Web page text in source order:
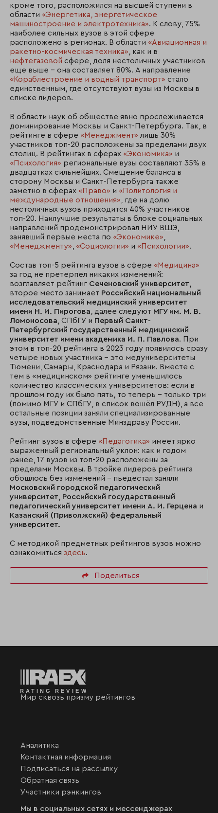
кроме того, расположился на высшей ступени в
области «Энергетика, энергетическое
машиностроение и электротехника». К слову, 75%
наиболее сильных вузов в этой сфере
расположено в регионах. В области «Авиационная и
ракетно-космическая техника» , как и в
нефтегазовой сфере, доля нестоличных участников
еще выше – она составляет 80%. А направление
«Кораблестроение и водный транспорт» стало
единственным, где отсутствуют вузы из Москвы в
списке лидеров.
В области наук об обществе явно прослеживается
доминирование Москвы и Санкт-Петербурга. Так, в
рейтинге в сфере «Менеджмент» лишь 30%
участников топ-20 расположены за пределами двух
столиц. В рейтингах в сферах «Экономика» и
«Психология» региональные вузы составляют 35% в
двадцатках сильнейших. Смещение баланса в
сторону Москвы и Санкт-Петербурга также
заметно в сферах «Право» и «Политология и
международные отношения» , где на долю
нестоличных вузов приходится 40% участников
топ-20. Наилучшие результаты в блоке социальных
направлений продемонстрировал НИУ ВШЭ,
занявший первые места по «Экономике»
«Менеджменту»
«Социологии» и «Психологии».
Состав топ-5 рейтинга вузов в сфере «Медицина»
за год не претерпел никаких изменений:
возглавляет рейтинг Сеченовский университет
второе место занимает Российский национальный
исследовательский медицинский университет
имени Н. И. Пирогова , далее следуют МГУ им. М. В.
Ломоносова , СПбГУ и Первый Санкт-
Петербургский государственный медицинский
университет имени академика И. П. Павлова. При
этом в топ-20 рейтинга в 2023 году появилось сразу
четыре новых участника – это медуниверситеты
Тюмени, Самары, Краснодара и Рязани. Вместе с
тем в «медицинском» рейтинге уменьшилось
количество классических университетов: если в
прошлом году их было пять, то теперь – только три
(помимо МГУ и СПбГУ, в список вошёл РУДН), а все
остальные позиции заняли специализированные
вузы, подведомственные Минздраву России.
Рейтинг вузов в сфере «Педагогика» имеет ярко
выраженный региональный уклон: как и годом
ранее, 17 вузов из топ-20 расположены за
пределами Москвы. В тройке лидеров рейтинга
обошлось без изменений – пьедестал заняли
Московский городской педагогический
университет
Российский государственный
педагогический университет имени А. И. Герцена и
Казанский (Приволжский) федеральный
университет.
С методикой предметных рейтингов вузов можно
ознакомиться здесь.
Поделиться
Мир сквозь призму рейтингов
Аналитика
Контактная информация
Подписаться на рассылку
Обратная связь
Участники рэнкингов
Мы в социальных сетях и мессенджерах